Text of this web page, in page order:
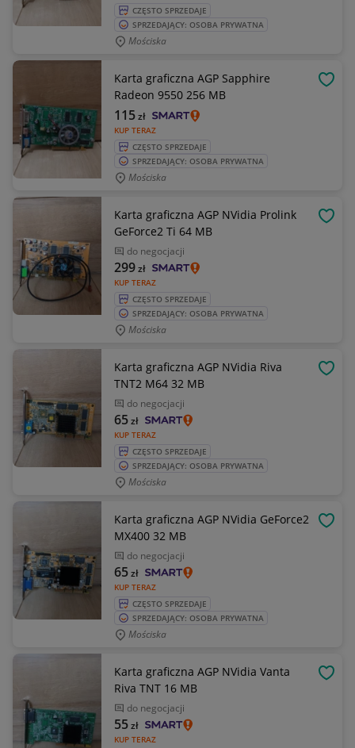
CZĘSTO SPRZEDAJE
SPRZEDAJĄCY: OSOBA PRYWATNA
Mościska
Karta graficzna AGP Sapphire
Radeon 9550 256 MB
KUP TERAZ
115zł
CZĘSTO SPRZEDAJE
SPRZEDAJĄCY: OSOBA PRYWATNA
Mościska
Karta graficzna AGP NVidia Prolink
GeForce2 Ti 64 MB
do negocjacji
KUP TERAZ
299zł
CZĘSTO SPRZEDAJE
SPRZEDAJĄCY: OSOBA PRYWATNA
Mościska
Karta graficzna AGP NVidia Riva
TNT2 M64 32 MB
do negocjacji
KUP TERAZ
65zł
CZĘSTO SPRZEDAJE
SPRZEDAJĄCY: OSOBA PRYWATNA
Mościska
Karta graficzna AGP NVidia GeForce2
MX400 32 MB
do negocjacji
KUP TERAZ
65zł
CZĘSTO SPRZEDAJE
SPRZEDAJĄCY: OSOBA PRYWATNA
Mościska
Karta graficzna AGP NVidia Vanta
Riva TNT 16 MB
do negocjacji
KUP TERAZ
55zł